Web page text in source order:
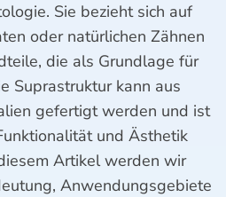
Sie bezieht sich auf
oder natürlichen Zähnen
die als Grundlage für
Suprastruktur kann aus
gefertigt werden und ist
und Ästhetik
Artikel werden wir
Anwendungsgebiete